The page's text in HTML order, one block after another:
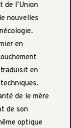
l’Union
nouvelles
en
en
de le mère
de son
optique